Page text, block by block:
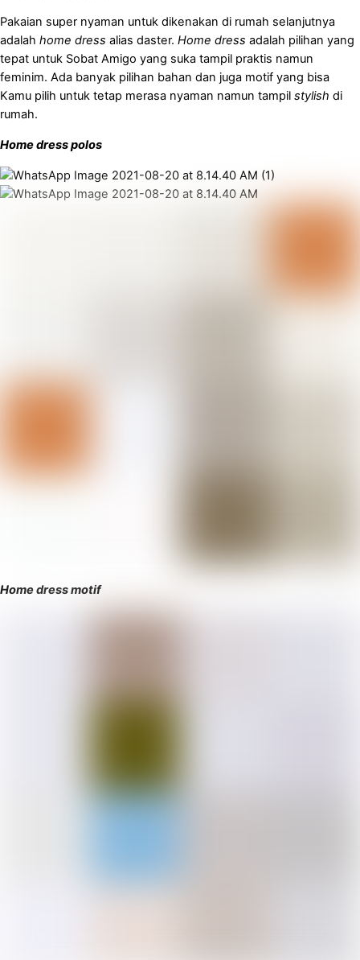
Pakaian super nyaman untuk dikenakan di rumah selanjutnya
adalah home dress alias daster. Home dress adalah pilihan yang
tepat untuk Sobat Amigo yang suka tampil praktis namun
feminim. Ada banyak pilihan bahan dan juga motif yang bisa
Kamu pilih untuk tetap merasa nyaman namun tampil stylish di
rumah.
Home dress polos
Home dress motif